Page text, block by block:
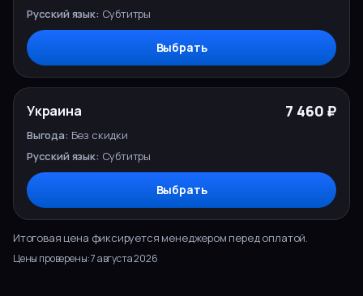
Субтитры
Выбрать
Украина 7 460 ₽
Без скидки
Субтитры
Выбрать
Итоговая цена фиксируется менеджером перед оплатой.
Цены проверены:7 августа 2026